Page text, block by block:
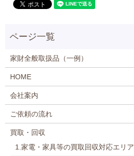
家財全般取扱品（一例）
HOME
会社案内
ご依頼の流れ
買取・回収
1.家電・家具等の買取回収対応エリア